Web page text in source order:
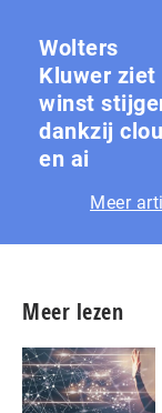
Wolters
Kluwer ziet
winst
dankzij
en ai
Meer
Meer lezen